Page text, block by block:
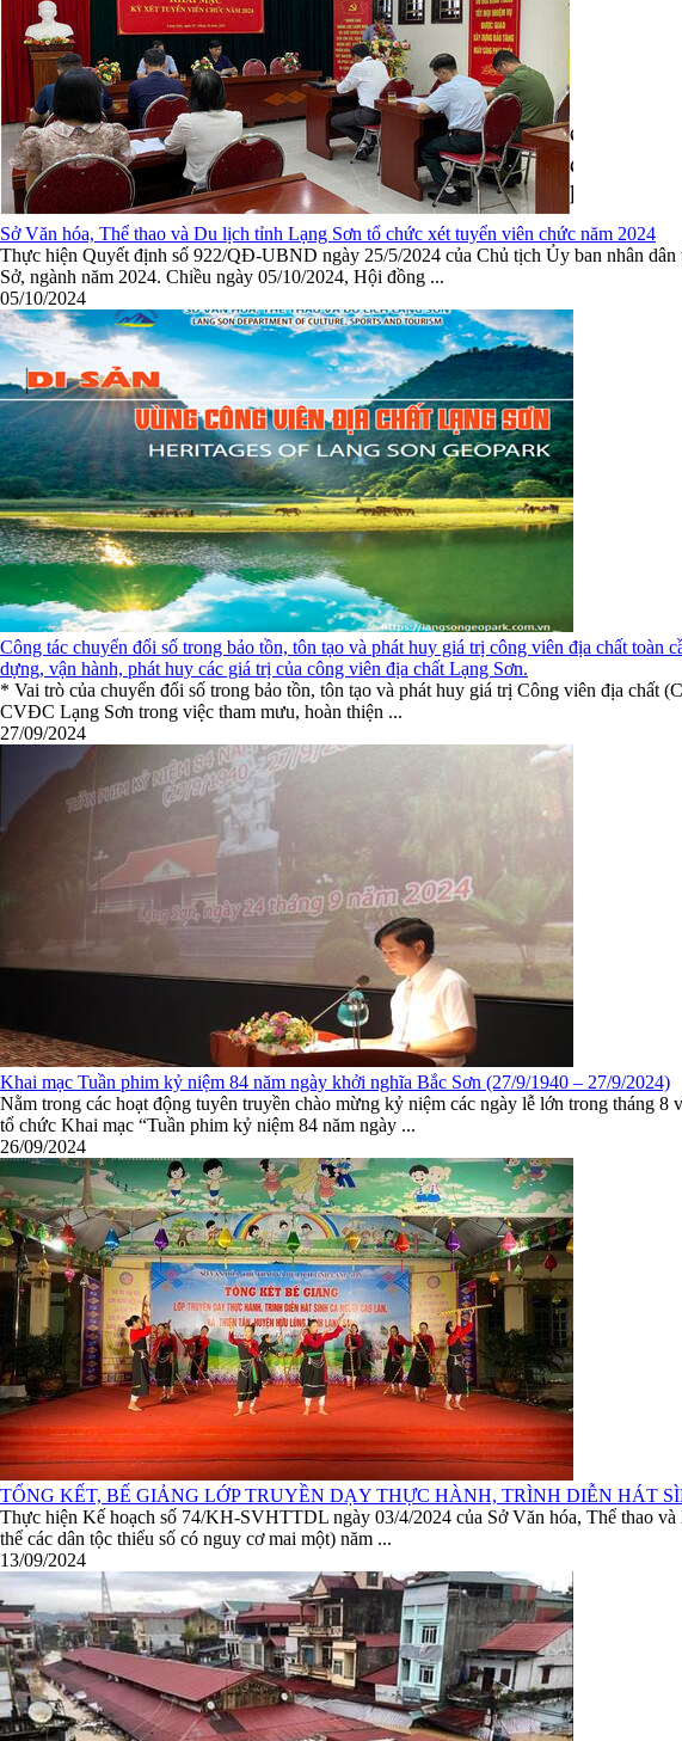
Sở Văn hóa, Thể thao và Du lịch tỉnh Lạng Sơn tổ chức xét tuyển viên chức năm 2024
Thực hiện Quyết định số 922/QĐ-UBND ngày 25/5/2024 của Chủ tịch Ủy ban nhân
Sở, ngành năm 2024. Chiều ngày 05/10/2024, Hội đồng ...
05/10/2024
Công tác chuyển đổi số trong bảo tồn, tôn tạo và phát huy giá trị công viên địa chất
dựng, vận hành, phát huy các giá trị của công viên địa chất Lạng Sơn.
* Vai trò của chuyển đổi số trong bảo tồn, tôn tạo và phát huy giá trị Công viên địa
CVĐC Lạng Sơn trong việc tham mưu, hoàn thiện ...
27/09/2024
Khai mạc Tuần phim kỷ niệm 84 năm ngày khởi nghĩa Bắc Sơn (27/9/1940 – 27/9/2024)
Nằm trong các hoạt động tuyên truyền chào mừng kỷ niệm các ngày lễ lớn trong tháng
tổ chức Khai mạc “Tuần phim kỷ niệm 84 năm ngày ...
26/09/2024
TỔNG KẾT, BẾ GIẢNG LỚP TRUYỀN DẠY THỰC HÀNH, TRÌNH DIỄN HÁT
Thực hiện Kế hoạch số 74/KH-SVHTTDL ngày 03/4/2024 của Sở Văn hóa, Thể thao
thể các dân tộc thiểu số có nguy cơ mai một) năm ...
13/09/2024